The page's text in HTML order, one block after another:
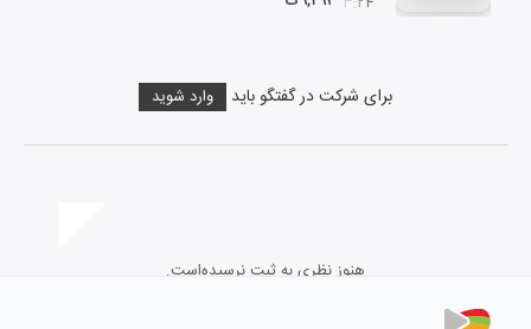
برای شرکت در گفتگو باید وارد شوید
هنوز نظری به ثبت نرسیده‌است.